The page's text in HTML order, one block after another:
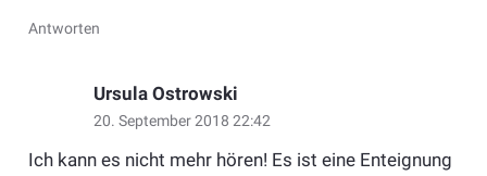
Antworten
Ursula Ostrowski
20. September 2018 22:42
Ich kann es nicht mehr hören! Es ist eine Enteignung